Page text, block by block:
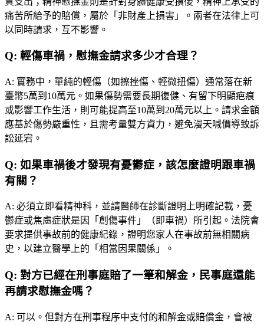
痛苦所給予的賠償，屬於「非財產上損害」。兩者在法律上可
以同時請求，互不影響。
Q: 輕傷車禍，慰撫金請求多少才合理？
A: 實務中，單純的輕傷（如擦挫傷、輕微扭傷）通常落在新
臺幣5萬到10萬元。如果傷勢需要長期復健、有留下明顯疤痕
或影響工作生活，則可能提高至10萬到20萬元以上。請求金額
應基於傷勢嚴重性，且需考量雙方資力，避免漫天喊價導致訴
訟延宕。
Q: 如果車禍後才發現有憂鬱症，該怎麼證明跟車禍
有關？
A: 必須立即看精神科，並請醫師在診斷證明上明確記載，憂
鬱症或焦慮症狀是因「創傷事件」（即車禍）所引起。法院會
要求提供事故前的健康紀錄，證明您家人在事故前無相關病
史，以建立醫學上的「相當因果關係」。
Q: 對方已經在刑事庭賠了一筆和解金，民事庭還能
再請求慰撫金嗎？
A: 可以。但對方在刑事程序中支付的和解金或賠償金，會被